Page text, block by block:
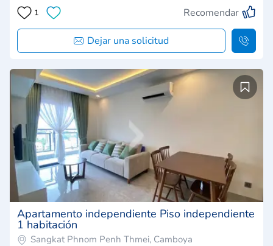
1 Recomendar
Dejar una solicitud
Apartamento independiente Piso independiente
1 habitación
Sangkat Phnom Penh Thmei, Camboya